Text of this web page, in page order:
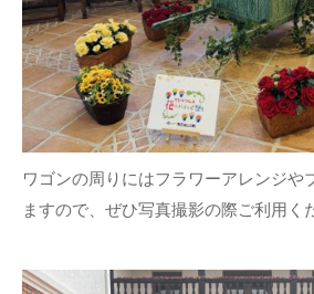
ワゴンの周りにはフラワーアレンジや
ますので、ぜひ写真撮影の際ご利用く